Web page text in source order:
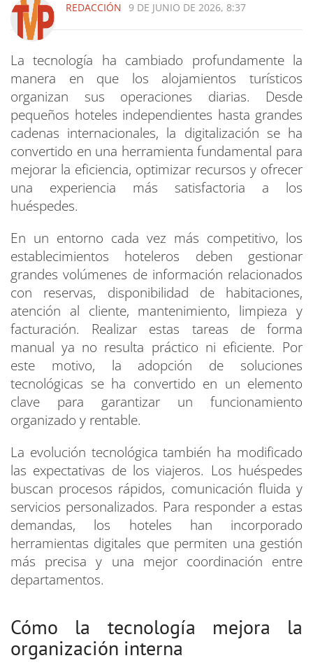
REDACCIÓN 9 DE JUNIO DE 2026, 8:37
La tecnología ha cambiado profundamente la
manera en que los alojamientos turísticos
organizan sus operaciones diarias. Desde
pequeños hoteles independientes hasta grandes
cadenas internacionales, la digitalización se ha
convertido en una herramienta fundamental para
mejorar la eficiencia, optimizar recursos y ofrecer
una experiencia más satisfactoria a los
huéspedes.
En un entorno cada vez más competitivo, los
establecimientos hoteleros deben gestionar
grandes volúmenes de información relacionados
con reservas, disponibilidad de habitaciones,
atención al cliente, mantenimiento, limpieza y
facturación. Realizar estas tareas de forma
manual ya no resulta práctico ni eficiente. Por
este motivo, la adopción de soluciones
tecnológicas se ha convertido en un elemento
clave para garantizar un funcionamiento
organizado y rentable.
La evolución tecnológica también ha modificado
las expectativas de los viajeros. Los huéspedes
buscan procesos rápidos, comunicación fluida y
servicios personalizados. Para responder a estas
demandas, los hoteles han incorporado
herramientas digitales que permiten una gestión
más precisa y una mejor coordinación entre
departamentos.
Cómo la tecnología mejora la
organización interna